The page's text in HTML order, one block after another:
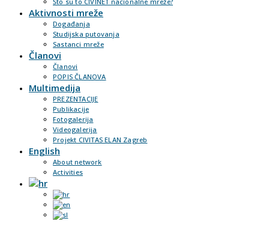
Aktivnosti mreže
Događanja
Studijska putovanja
Sastanci mreže
Članovi
Članovi
POPIS ČLANOVA
Multimedija
PREZENTACIJE
Publikacije
Fotogalerija
Videogalerija
Projekt CIVITAS ELAN Zagreb
English
About network
Activities